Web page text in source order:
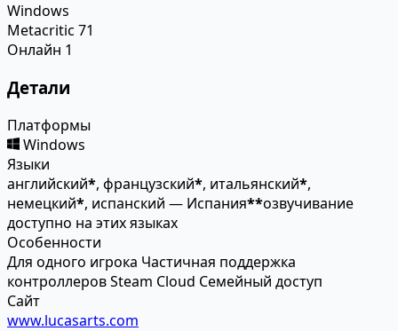
Windows
Metacritic 71
Онлайн 1
Детали
Платформы
Windows
Языки
английский*, французский*, итальянский*,
немецкий*, испанский — Испания**озвучивание
доступно на этих языках
Особенности
Для одного игрока Частичная поддержка
контроллеровSteam Cloud Семейный доступ
Сайт
www.lucasarts.com